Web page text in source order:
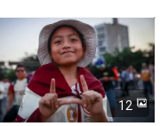
12